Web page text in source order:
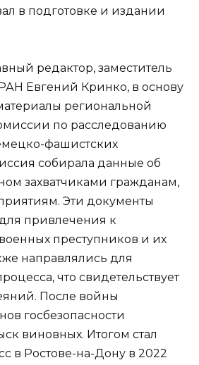
в подготовке и издании
редактор, заместитель
Евгений Кринко, в основу
региональной
по расследованию
фашистских
собирала данные об
захватчиками гражданам,
Эти документы
привлечения к
преступников и их
направлялись для
что свидетельствует
После войны
госбезопасности
виновных. Итогом стал
в Ростове-на-Дону в 2022